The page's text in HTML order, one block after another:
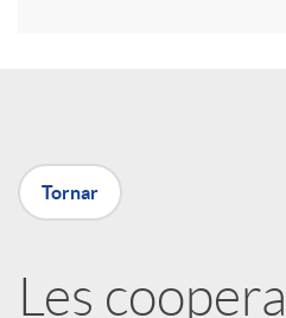
X
a
Tornar
Les